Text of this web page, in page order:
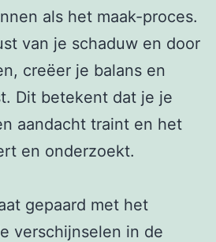
als het maak-proces.
van je schaduw en door
creëer je balans en
Dit betekent dat je je
aandacht traint en het
en onderzoekt.
gepaard met het
verschijnselen in de